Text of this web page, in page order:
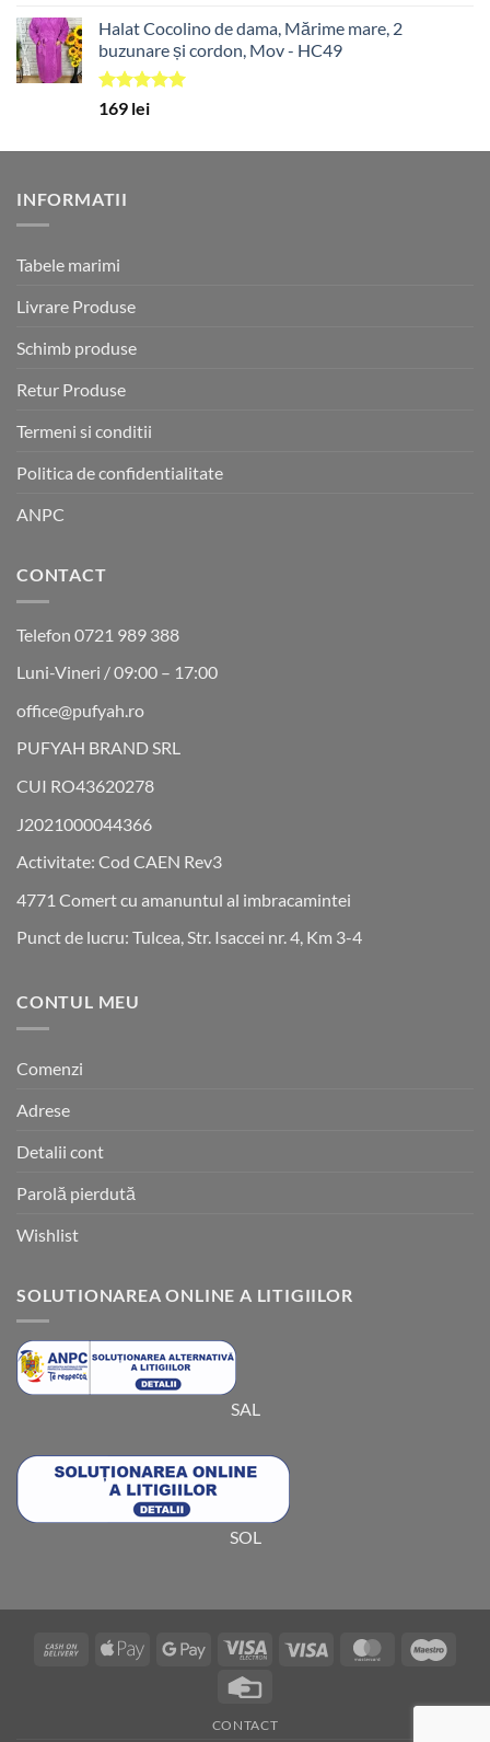
Halat Cocolino de dama, Mărime mare, 2
buzunare și cordon, Mov - HC49
Evaluat la
169 lei
INFORMATII
Tabele marimi
Livrare Produse
Schimb produse
Retur Produse
Termeni si conditii
Politica de confidentialitate
ANPC
CONTACT
Telefon 0721 989 388
Luni-Vineri / 09:00 – 17:00
office@pufyah.ro
PUFYAH BRAND SRL
CUI RO43620278
J2021000044366
Activitate: Cod CAEN Rev3
4771 Comert cu amanuntul al imbracamintei
Punct de lucru: Tulcea, Str. Isaccei nr. 4, Km 3-4
CONTUL MEU
Comenzi
Adrese
Detalii cont
Parolă pierdută
Wishlist
SOLUTIONAREA ONLINE A LITIGIILOR
SAL
SOL
Cash
Apple
Google
Visa
Visa MasterCard
CONTACT